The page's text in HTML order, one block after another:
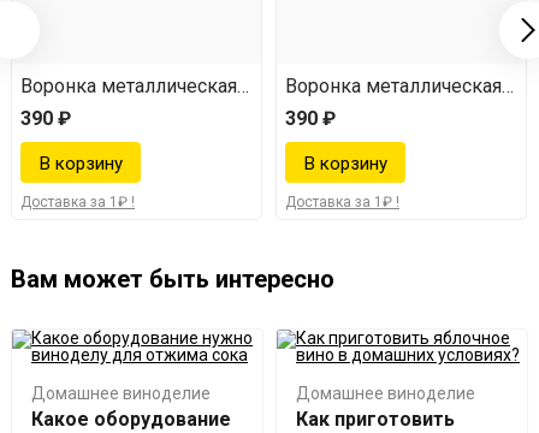
Воронка металлическая с сеткой
390 ₽
Доставка за 1₽ !
Воронка металлическая с
390 ₽
Доставка за 1₽ !
Вам может быть интересно
Домашнее виноделие
Какое оборудование
Домашнее виноделие
Как приготовить